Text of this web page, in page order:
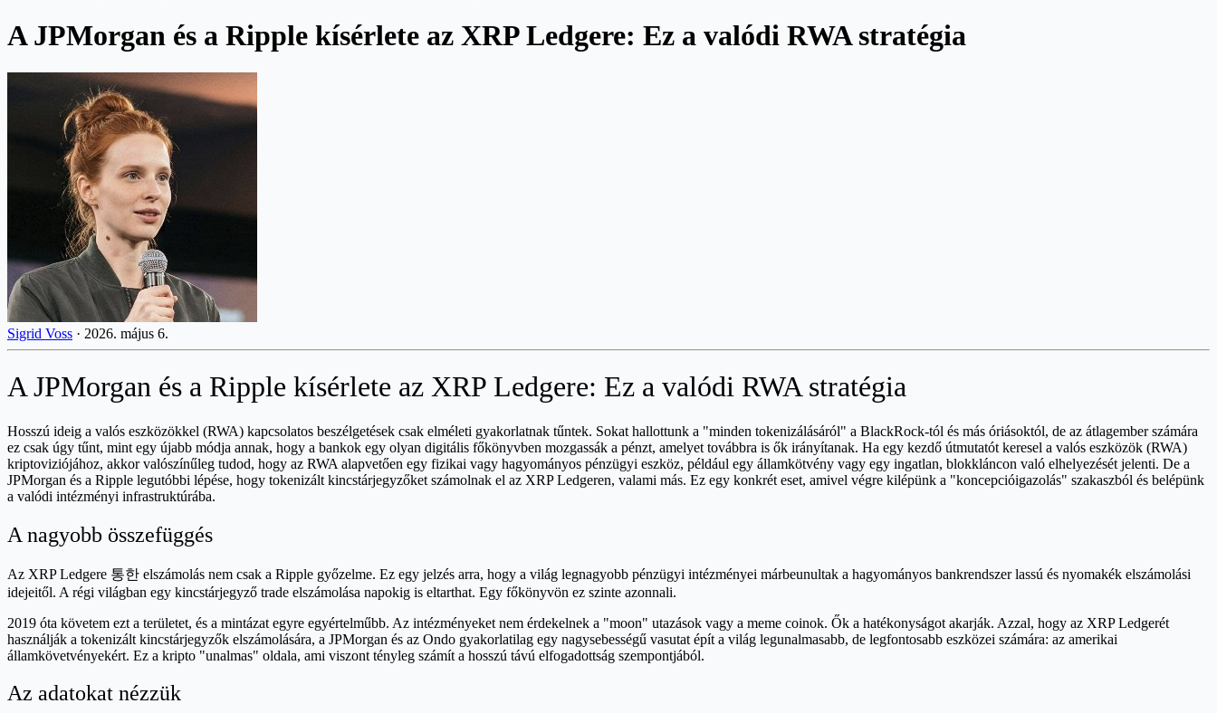
A JPMorgan és a Ripple kísérlete az XRP Ledgere: Ez a valódi RWA stratégia
Sigrid Voss · 2026. május 6.
A JPMorgan és a Ripple kísérlete az XRP Ledgere: Ez a valódi RWA stratégia
Hosszú ideig a valós eszközökkel (RWA) kapcsolatos beszélgetések csak elméleti gyakorlatnak tűntek. Sokat hallottunk a "minden tokenizálásáról" a BlackRock-tól és más óriásoktól, de az átlagember számára
ez csak úgy tűnt, mint egy újabb módja annak, hogy a bankok egy olyan digitális főkönyvben mozgassák a pénzt, amelyet továbbra is ők irányítanak. Ha egy kezdő útmutatót keresel a valós eszközök (RWA)
kriptoviziójához, akkor valószínűleg tudod, hogy az RWA alapvetően egy fizikai vagy hagyományos pénzügyi eszköz, például egy államkötvény vagy egy ingatlan, blokkláncon való elhelyezését jelenti. De a
JPMorgan és a Ripple legutóbbi lépése, hogy tokenizált kincstárjegyzőket számolnak el az XRP Ledgeren, valami más. Ez egy konkrét eset, amivel végre kilépünk a "koncepcióigazolás" szakaszból és belépünk
a valódi intézményi infrastruktúrába.
A nagyobb összefüggés
Az XRP Ledgere 통한 elszámolás nem csak a Ripple győzelme. Ez egy jelzés arra, hogy a világ legnagyobb pénzügyi intézményei márbeunultak a hagyományos bankrendszer lassú és nyomakék elszámolási
idejeitől. A régi világban egy kincstárjegyző trade elszámolása napokig is eltarthat. Egy főkönyvön ez szinte azonnali.
2019 óta követem ezt a területet, és a mintázat egyre egyértelműbb. Az intézményeket nem érdekelnek a "moon" utazások vagy a meme coinok. Ők a hatékonyságot akarják. Azzal, hogy az XRP Ledgerét
használják a tokenizált kincstárjegyzők elszámolására, a JPMorgan és az Ondo gyakorlatilag egy nagysebességű vasutat épít a világ legunalmasabb, de legfontosabb eszközei számára: az amerikai
államkövetvényekért. Ez a kripto "unalmas" oldala, ami viszont tényleg számít a hosszú távú elfogadottság szempontjából.
Az adatokat nézzük